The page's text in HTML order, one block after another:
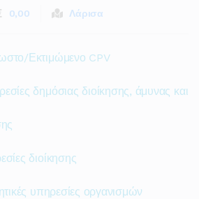
0,00 Λάρισα
Εκτιμώμενο CPV
δημόσιας διοίκησης, άμυνας και
διοίκησης
υπηρεσίες οργανισμών